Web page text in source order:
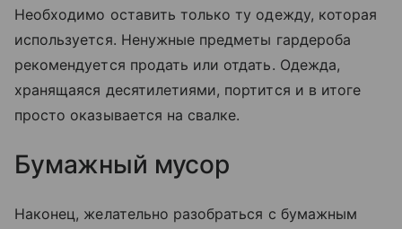
Необходимо оставить только ту одежду, которая
используется. Ненужные предметы гардероба
рекомендуется продать или отдать. Одежда,
хранящаяся десятилетиями, портится и в итоге
просто оказывается на свалке.
Бумажный мусор
Наконец, желательно разобраться с бумажным